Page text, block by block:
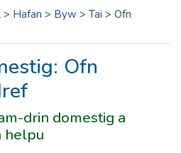
> Hafan > Byw > Tai > Ofn
Ofn
drin domestig a
helpu